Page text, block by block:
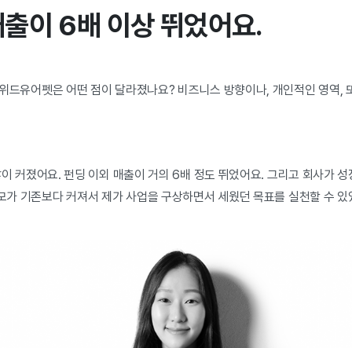
이 6배 이상 뛰었어요.
드유어펫은 어떤 점이 달라졌나요? 비즈니스 방향이나, 개인적인 영역,
커졌어요. 펀딩 이외 매출이 거의 6배 정도 뛰었어요. 그리고 회사가
가 기존보다 커져서 제가 사업을 구상하면서 세웠던 목표를 실천할 수